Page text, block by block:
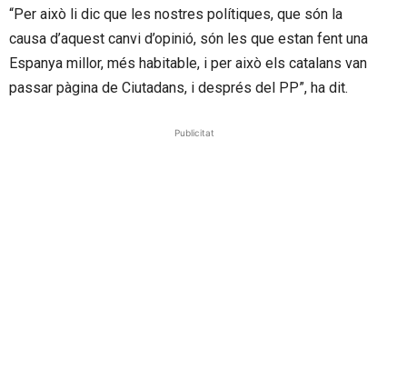
“Per això li dic que les nostres polítiques, que són la
causa d’aquest canvi d’opinió, són les que estan fent una
Espanya millor, més habitable, i per això els catalans van
passar pàgina de Ciutadans, i després del PP”, ha dit.
Publicitat